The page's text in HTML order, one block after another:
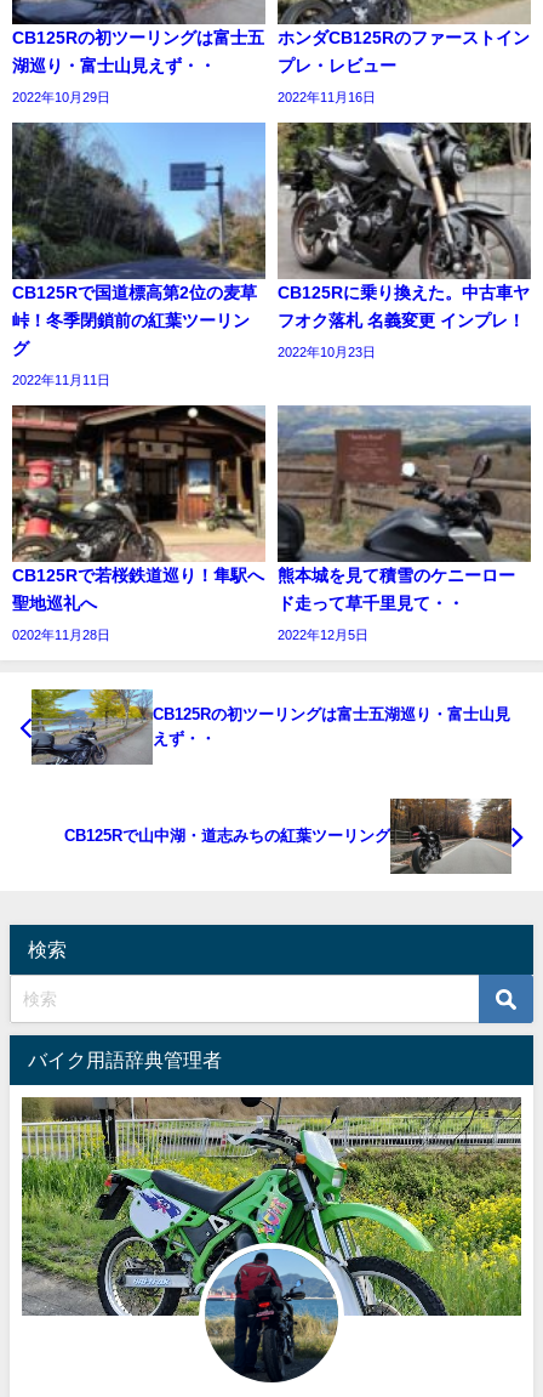
CB125Rの初ツーリングは富士五
湖巡り・富士山見えず・・
2022年10月29日
ホンダCB125Rのファーストイン
プレ・レビュー
2022年11月16日
CB125Rで国道標高第2位の麦草
峠！冬季閉鎖前の紅葉ツーリン
グ
2022年11月11日
CB125Rに乗り換えた。中古車ヤ
フオク落札 名義変更 インプレ！
2022年10月23日
CB125Rで若桜鉄道巡り！隼駅へ
聖地巡礼へ
0202年11月28日
熊本城を見て積雪のケニーロー
ド走って草千里見て・・
2022年12月5日
CB125Rの初ツーリングは富士五湖巡り・富士山見
えず・・
CB125Rで山中湖・道志みちの紅葉ツーリング
検索
バイク用語辞典管理者